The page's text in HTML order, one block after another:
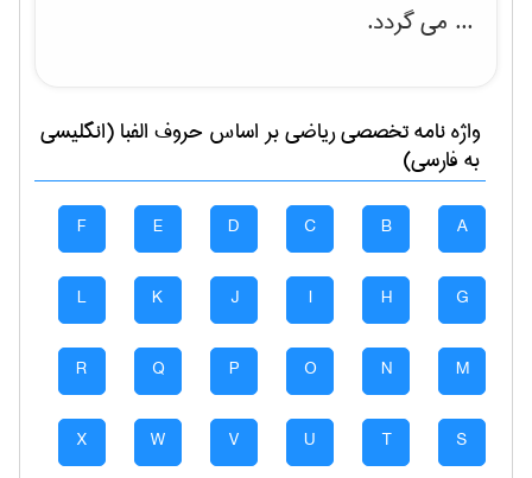
... می گردد.
واژه نامه تخصصیرياضیبر اساس حروف الفبا (انگلیسی
به فارسی)
A
B
C
D
E
F
G
H
I
J
K
L
M
N
O
P
Q
R
S
T
U
V
W
X